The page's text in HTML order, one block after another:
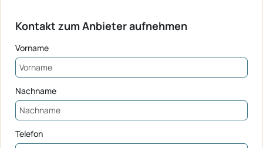
Kontakt zum Anbieter aufnehmen
Vorname
Nachname
Telefon